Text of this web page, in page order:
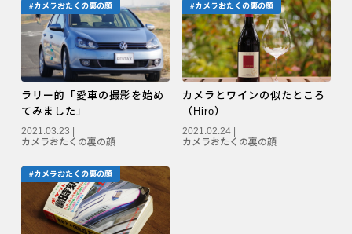
#カメラおたくの裏の顔
ラリー的「愛車の撮影を始め
てみました」
2021.03.23 |
カメラおたくの裏の顔
#カメラおたくの裏の顔
カメラとワインの似たところ
（Hiro）
2021.02.24 |
カメラおたくの裏の顔
#カメラおたくの裏の顔